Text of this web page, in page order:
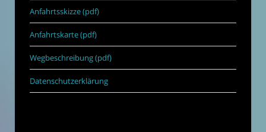
Anfahrtsskizze (pdf)
Anfahrtskarte (pdf)
Wegbeschreibung (pdf)
Datenschutzerklärung